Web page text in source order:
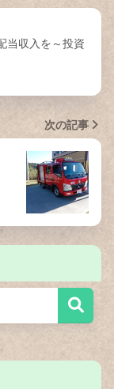
当収入を～投資
次の記事